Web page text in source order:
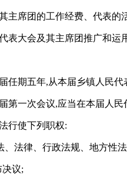
主席团的工作经费、代表的
表大会及其主席团推广和运
任期五年,从本届乡镇人民
第一次会议,应当在本届人
行使下列职权:
、法律、行政法规、地方性
议;